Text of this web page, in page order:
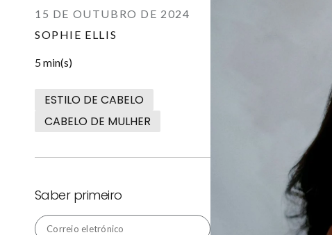
15 DE OUTUBRO DE 2024
SOPHIE ELLIS
5 min(s)
ESTILO DE CABELO
CABELO DE MULHER
Saber primeiro
Correio eletrónico